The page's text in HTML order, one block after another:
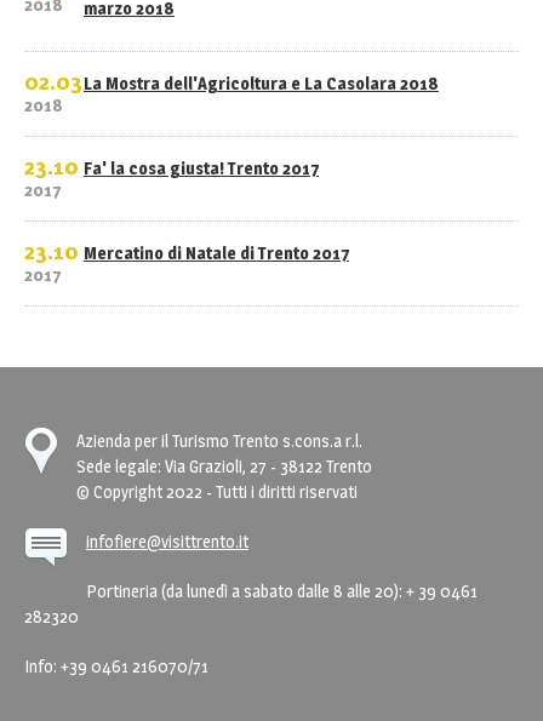
2018
marzo 2018
02.03
2018
La Mostra dell'Agricoltura e La Casolara 2018
23.10
2017
Fa' la cosa giusta! Trento 2017
23.10
2017
Mercatino di Natale di Trento 2017
Azienda per il Turismo Trento s.cons.a r.l.
Sede legale: Via Grazioli, 27 - 38122 Trento
© Copyright 2022 - Tutti i diritti riservati
infofiere@visittrento.it
Portineria (da lunedì a sabato dalle 8 alle 20): + 39 0461
282320
Info: +39 0461 216070/71